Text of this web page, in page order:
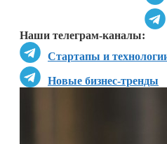
Наши телеграм-каналы:
Стартапы и
Новые бизнес-тренды